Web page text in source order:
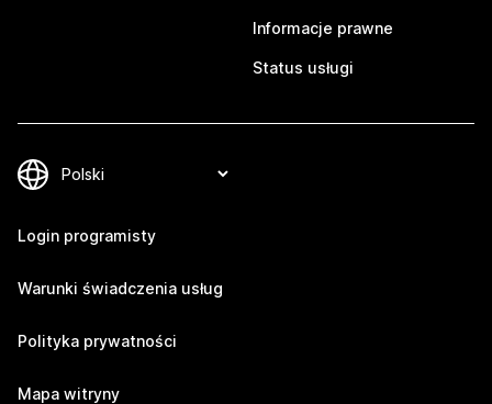
Informacje prawne
Status usługi
Login programisty
Warunki świadczenia usług
Polityka prywatności
Mapa witryny